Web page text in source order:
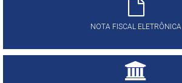
NOTA FISCAL ELETRÔNICA